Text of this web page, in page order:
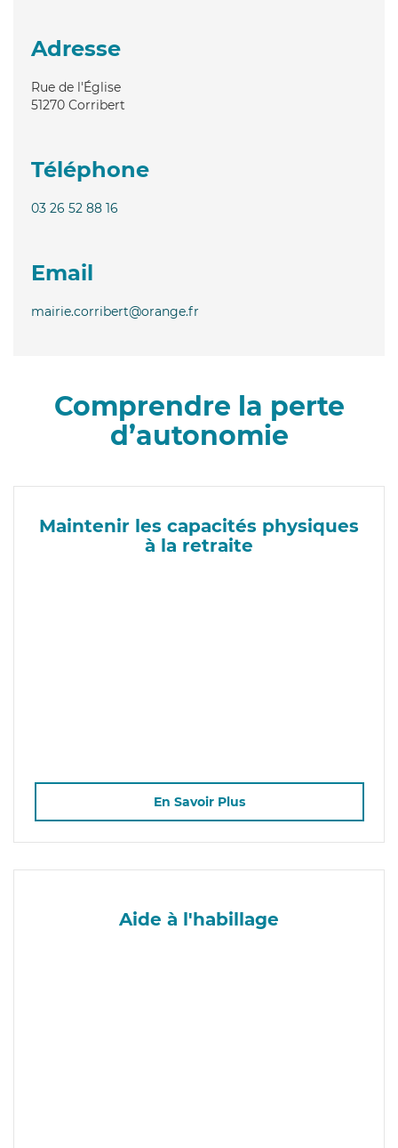
Adresse
Rue de l'Église
51270 Corribert
Téléphone
03 26 52 88 16
Email
mairie.corribert@orange.fr
Comprendre la perte
d’autonomie
Maintenir les capacités physiques
à la retraite
En Savoir Plus
Aide à l'habillage